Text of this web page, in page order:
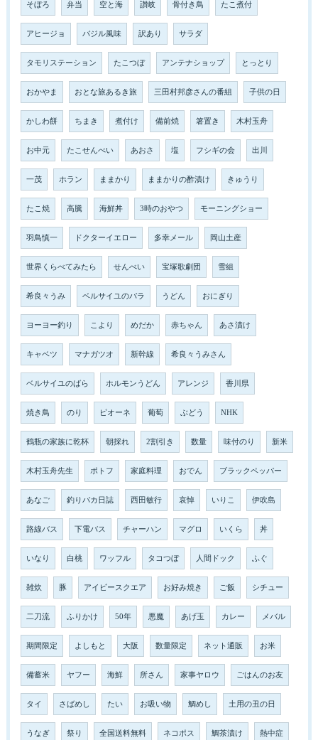
そぼろ 弁当 空と海 讃岐 骨付き鳥 たこ煮付
アヒージョ バジル風味 訳あり サラダ
タモリステーション たこつぼ アンテナショップ とっとり
おかやま おとな旅あるき旅 三田村邦彦さんの番組 子供の日
かしわ餅 ちまき 煮付け 備前焼 箸置き 木村玉舟
お中元 たこせんべい あおさ 塩 フシギの会 出川
一茂 ホラン ままかり ままかりの酢漬け きゅうり
たこ焼 高騰 海鮮丼 3時のおやつ モーニングショー
羽鳥慎一 ドクターイエロー 多幸メール 岡山土産
世界くらべてみたら せんべい 宝塚歌劇団 雪組
希良々うみ ベルサイユのバラ うどん おにぎり
ヨーヨー釣り こより めだか 赤ちゃん あさ漬け
キャベツ マナガツオ 新幹線 希良々うみさん
ベルサイユのばら ホルモンうどん アレンジ 香川県
焼き鳥 のり ピオーネ 葡萄 ぶどう NHK
鶴瓶の家族に乾杯 朝採れ 2割引き 数量 味付のり 新米
木村玉舟先生 ポトフ 家庭料理 おでん ブラックペッパー
あなご 釣りバカ日誌 西田敏行 哀悼 いりこ 伊吹島
路線バス 下電バス チャーハン マグロ いくら 丼
いなり 白桃 ワッフル タコつぼ 人間ドック ふぐ
雑炊 豚 アイビースクエア お好み焼き ご飯 シチュー
二刀流 ふりかけ 50年 悪魔 あげ玉 カレー メバル
期間限定 よしもと 大阪 数量限定 ネット通販 お米
備蓄米 ヤフー 海鮮 所さん 家事ヤロウ ごはんのお友
タイ さばめし たい お吸い物 鯛めし 土用の丑の日
うなぎ 祭り 全国送料無料 ネコポス 鯛茶漬け 熱中症